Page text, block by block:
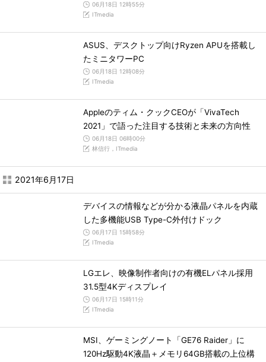
06月18日 12時55分
ITmedia
ASUS、デスクトップ向けRyzen APUを搭載し
たミニタワーPC
06月18日 12時08分
ITmedia
Appleのティム・クックCEOが「VivaTech
2021」で語った注目する技術と未来の方向性
06月18日 06時00分
林信行，ITmedia
2021年6月17日
デバイスの情報などが分かる液晶パネルを内蔵
した多機能USB Type-C外付けドック
06月17日 15時58分
ITmedia
LGエレ、映像制作者向けの有機ELパネル採用
31.5型4Kディスプレイ
06月17日 15時11分
ITmedia
MSI、ゲーミングノート「GE76 Raider」に
120Hz駆動4K液晶＋メモリ64GB搭載の上位構